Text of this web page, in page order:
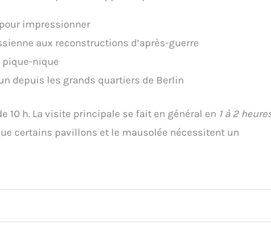
impressionner
aux reconstructions d’après-guerre
pique-nique
depuis les grands quartiers de Berlin
10 h. La visite principale se fait en général en 1 à 2
certains pavillons et le mausolée nécessitent un